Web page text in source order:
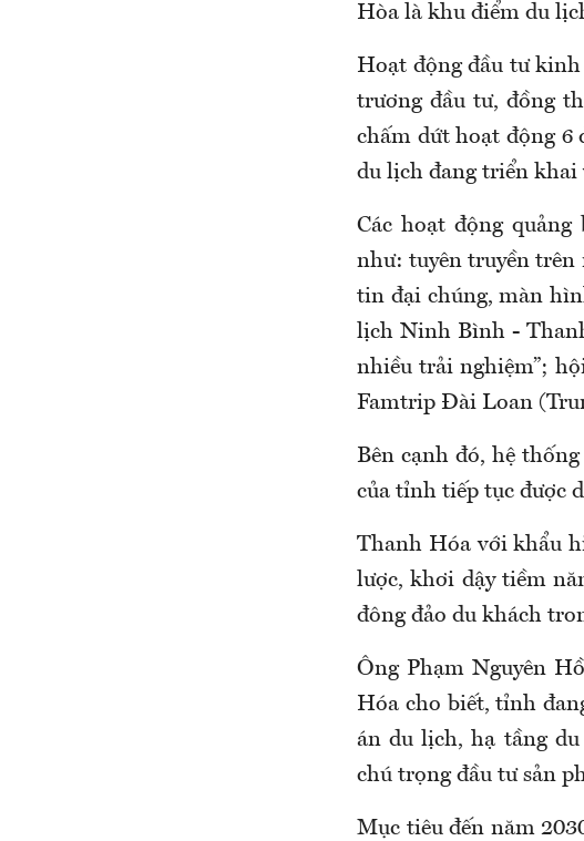
Hòa là khu điểm du
Hoạt động đầu tư
trương đầu tư, đồng
chấm dứt hoạt động 6
du lịch đang triển khai
Các hoạt động
như: tuyên truyền trên
tin đại chúng, màn
lịch Ninh Bình -
nhiều trải nghiệm”;
Famtrip Đài Loan
Bên cạnh đó, hệ
của tỉnh tiếp tục được
Thanh Hóa với khẩu
lược, khơi dậy tiềm
đông đảo du khách
Ông Phạm Nguyên
Hóa cho biết, tỉnh
án du lịch, hạ tầng
chú trọng đầu tư sản
Mục tiêu đến năm